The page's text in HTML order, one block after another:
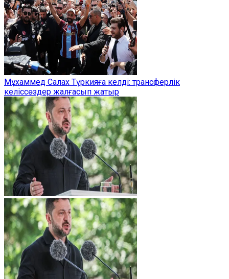
Мұхаммед Салах Түркияға келді: трансферлік
келіссөздер жалғасып жатыр